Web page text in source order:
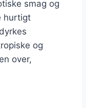
smag og
hurtigt
og
over,